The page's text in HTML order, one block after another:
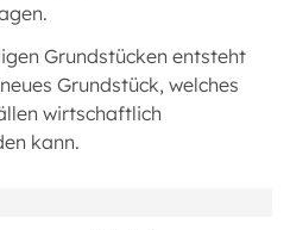
Grundstücken entsteht
Grundstück, welches
wirtschaftlich
kann.